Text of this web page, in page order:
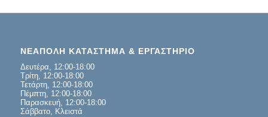
ΝΕΑΠΟΛΗ ΚΑΤΑΣΤΗΜΑ & ΕΡΓΑΣΤΗΡΙΟ
Δευτέρα, 12:00-18:00
Τρίτη, 12:00-18:00
Τετάρτη, 12:00-18:00
Πέμπτη, 12:00-18:00
Παρασκευή, 12:00-18:00
Σάββατο, Κλειστά